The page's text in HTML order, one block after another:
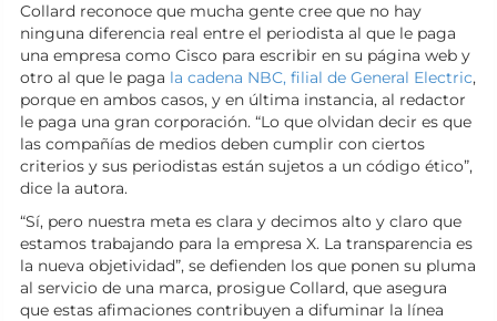
Collard reconoce que mucha gente cree que no hay
ninguna diferencia real entre el periodista al que le paga
una empresa como Cisco para escribir en su página web y
otro al que le paga la cadena NBC, filial de General Electric,
porque en ambos casos, y en última instancia, al redactor
le paga una gran corporación. “Lo que olvidan decir es que
las compañías de medios deben cumplir con ciertos
criterios y sus periodistas están sujetos a un código ético”,
dice la autora.
“Sí, pero nuestra meta es clara y decimos alto y claro que
estamos trabajando para la empresa X. La transparencia es
la nueva objetividad”, se defienden los que ponen su pluma
al servicio de una marca, prosigue Collard, que asegura
que estas afimaciones contribuyen a difuminar la línea